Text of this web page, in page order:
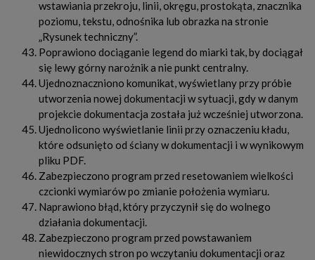
wstawiania przekroju, linii, okręgu, prostokąta, znacznika
poziomu, tekstu, odnośnika lub obrazka na stronie
„Rysunek techniczny”.
Poprawiono dociąganie legend do miarki tak, by dociągał
się lewy górny narożnik a nie punkt centralny.
Ujednoznaczniono komunikat, wyświetlany przy próbie
utworzenia nowej dokumentacji w sytuacji, gdy w danym
projekcie dokumentacja została już wcześniej utworzona.
Ujednolicono wyświetlanie linii przy oznaczeniu kładu,
które odsunięto od ściany w dokumentacji i w wynikowym
pliku PDF.
Zabezpieczono program przed resetowaniem wielkości
czcionki wymiarów po zmianie położenia wymiaru.
Naprawiono błąd, który przyczynił się do wolnego
działania dokumentacji.
Zabezpieczono program przed powstawaniem
niewidocznych stron po wczytaniu dokumentacji oraz